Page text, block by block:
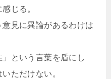
じる。
見に異論があるわけは
という言葉を盾にし
ただけない。